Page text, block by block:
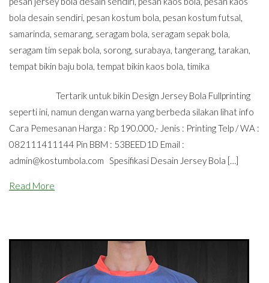
bola desain sendiri, pesan kostum bola, pesan kostum futsal,
samarinda, semarang, seragam bola, seragam sepak bola,
seragam tim sepak bola, sorong, surabaya, tangerang, tarakan,
tempat bikin baju bola, tempat bikin kaos bola, timika
Tertarik untuk bikin Design Jersey Bola Fullprinting
seperti ini, namun dengan warna yang berbeda silakan lihat info
Cara Pemesanan Harga : Rp 190.000,- Jenis : Printing Telp / WA :
082111411144 Pin BBM : 53BEED1D Email :
admin@kostumbola.com Spesifikasi Desain Jersey Bola […]
Read More